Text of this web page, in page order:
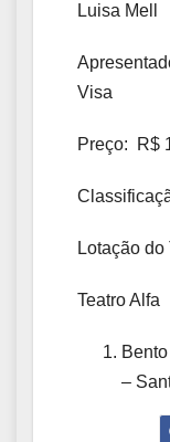
Luisa Mell
Visa
Preço: R$
Lotação do
Teatro Alfa
–